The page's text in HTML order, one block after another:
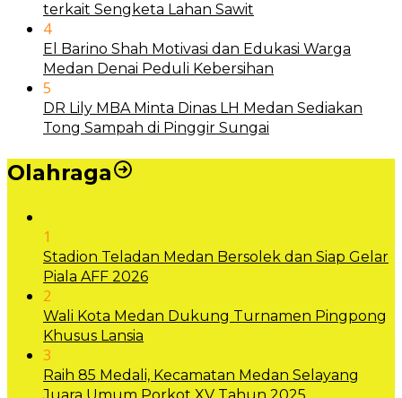
terkait Sengketa Lahan Sawit
4
El Barino Shah Motivasi dan Edukasi Warga
Medan Denai Peduli Kebersihan
5
DR Lily MBA Minta Dinas LH Medan Sediakan
Tong Sampah di Pinggir Sungai
Olahraga
1
Stadion Teladan Medan Bersolek dan Siap Gelar
Piala AFF 2026
2
Wali Kota Medan Dukung Turnamen Pingpong
Khusus Lansia
3
Raih 85 Medali, Kecamatan Medan Selayang